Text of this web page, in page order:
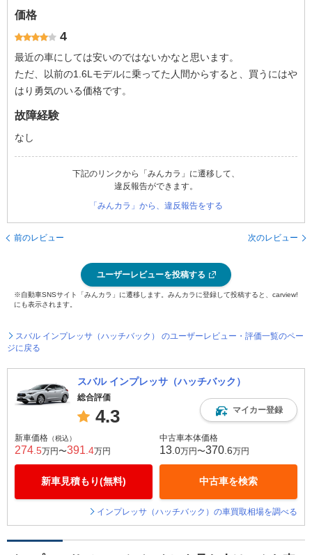
価格
4
最近の車にしては安いのではないかなと思います。
ただ、以前の1.6Lモデルに乗ってた人間からすると、買うにはや
はり勇気のいる価格です。
故障経験
なし
下記のリンクから「みんカラ」に遷移して、
違反報告ができます。
「みんカラ」から、違反報告をする
前のレビュー 次のレビュー
ユーザーレビューを投稿する
※自動車SNSサイト「みんカラ」に遷移します。みんカラに登録して投稿すると、carview!
にも表示されます。
スバル インプレッサ（ハッチバック） のユーザーレビュー・評価一覧のペー
ジに戻る
スバル インプレッサ（ハッチバック）
総合評価
4.3 マイカー登録
新車価格 （税込）
274 .5万円〜391 .4万円
新車見積もり(無料)
中古車本体価格
13 .0万円〜370 .6万円
中古車を検索
インプレッサ（ハッチバック）の車買取相場を調べる